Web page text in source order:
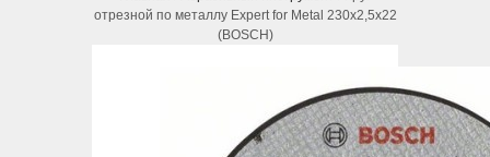
отрезной по металлу Expert for Metal 230х2,5х22
(BOSCH)